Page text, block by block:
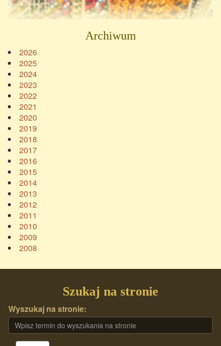
Archiwum
2026
2025
2024
2023
2022
2021
2020
2019
2018
2017
2016
2015
2014
2013
2012
2011
2010
2009
2008
Szukaj na stronie
Wyszukaj na stronie: